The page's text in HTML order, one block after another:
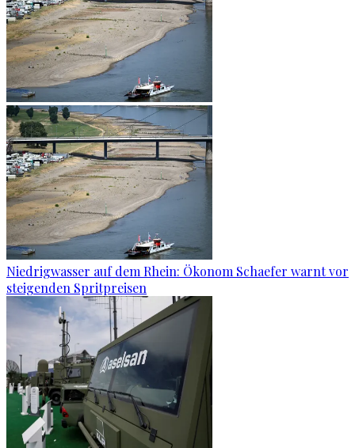
Niedrigwasser auf dem Rhein: Ökonom Schaefer warnt vor
steigenden Spritpreisen